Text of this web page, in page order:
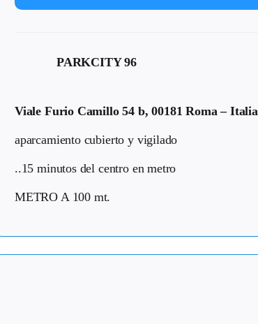
PARKCITY 96
Viale Furio Camillo 54 b, 00181 Roma – Italia
aparcamiento cubierto y vigilado
..15 minutos del centro en metro
METRO A 100 mt.